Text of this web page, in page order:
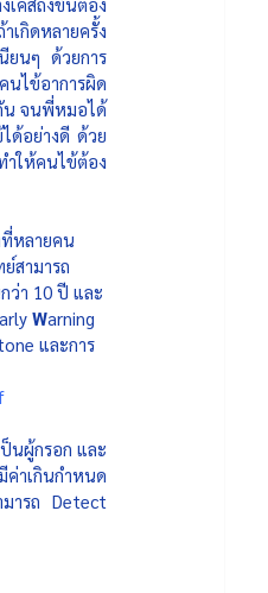
เกิดหลายครั้ง
ยนๆ ด้วยการ
ไข้อาการผิด
น จนพี่หมอได้
ด้อย่างดี ด้วย
ำให้คนไข้ต้อง
ที่หลายคน
สามารถ
ว่า 10 ปี และ
arly Warning
และการ
นผู้กรอก และ
าเกินกำหนด
มารถ Detect